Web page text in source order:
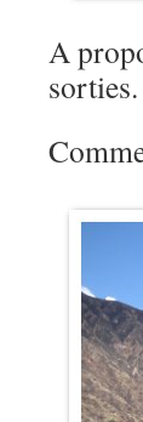
A
sorties.